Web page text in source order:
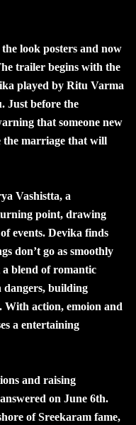
look posters and now
trailer begins with the
played by Ritu Varma
Just before the
that someone new
the marriage that will
Vashistta, a
point, drawing
events. Devika finds
don’t go as smoothly
a blend of romantic
dangers, building
action, emoion and
a entertaining
and raising
on June 6th.
of Sreekaram fame,